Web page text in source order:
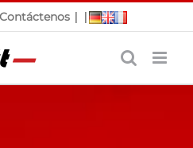
Contáctenos | |